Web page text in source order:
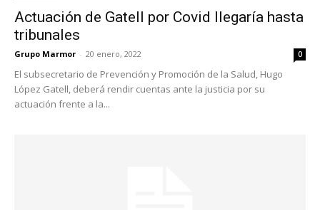
Actuación de Gatell por Covid llegaría hasta
tribunales
Grupo Marmor - 20 enero, 2022 0
El subsecretario de Prevención y Promoción de la Salud, Hugo
López Gatell, deberá rendir cuentas ante la justicia por su
actuación frente a la...